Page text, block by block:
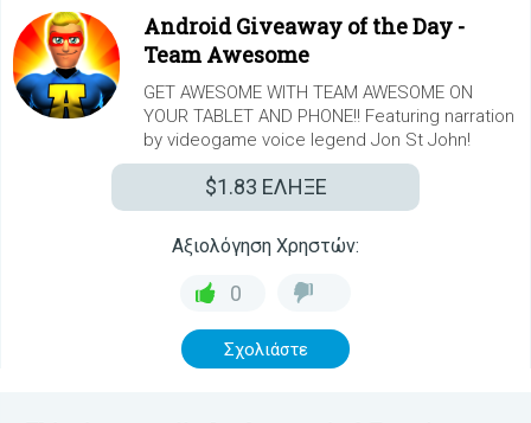
Android Giveaway of the Day -
Team Awesome
GET AWESOME WITH TEAM AWESOME ON
YOUR TABLET AND PHONE!! Featuring narration
by videogame voice legend Jon St John!
$1.83 ΕΛΗΞΕ
Αξιολόγηση Χρηστών:
0
Σχολιάστε